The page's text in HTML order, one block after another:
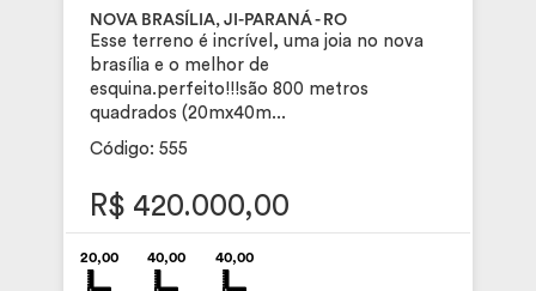
NOVA BRASÍLIA, JI-PARANÁ - RO
Esse terreno é incrível, uma joia no nova
brasília e o melhor de
esquina.perfeito!!!são 800 metros
quadrados (20mx40m...
Código: 555
R$ 420.000,00
20,00 40,00 40,00